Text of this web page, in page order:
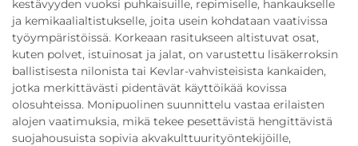
kestävyyden vuoksi puhkaisuille, repimiselle, hankaukselle
ja kemikaalialtistukselle, joita usein kohdataan vaativissa
työympäristöissä. Korkeaan rasitukseen altistuvat osat,
kuten polvet, istuinosat ja jalat, on varustettu lisäkerroksin
ballistisesta nilonista tai Kevlar-vahvisteisista kankaiden,
jotka merkittävästi pidentävät käyttöikää kovissa
olosuhteissa. Monipuolinen suunnittelu vastaa erilaisten
alojen vaatimuksia, mikä tekee pesettävistä hengittävistä
suojahousuista sopivia akvakulttuurityöntekijöille,